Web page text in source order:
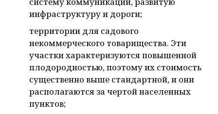
инфраструктуру и дороги;
территории для садового
некоммерческого товарищества. Эти
участки характеризуются повышенной
плодородностью, поэтому их стоимость
существенно выше стандартной, и они
располагаются за чертой населенных
пунктов;